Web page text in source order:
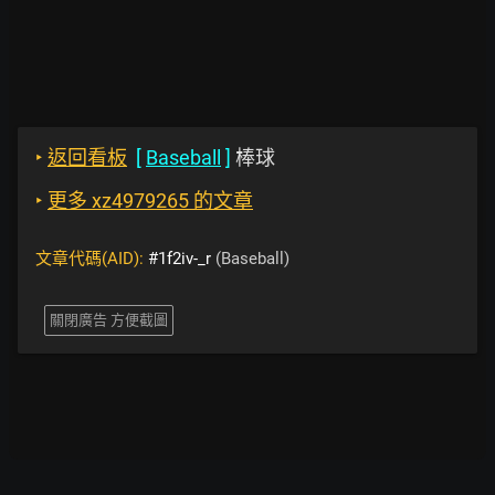
‣ 返回看板 [ Baseball ] 棒球
‣ 更多 xz4979265 的文章
文章代碼(AID): #1f2iv-_r (Baseball)
關閉廣告 方便截圖